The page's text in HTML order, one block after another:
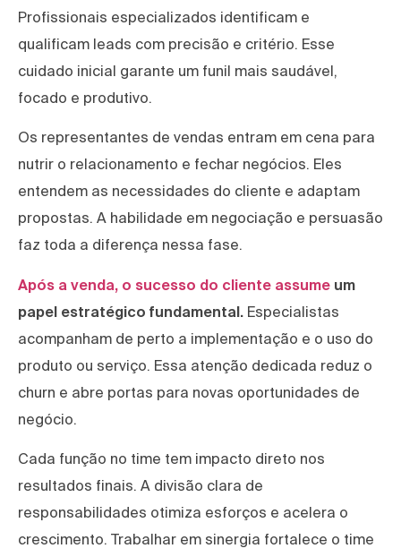
Profissionais especializados identificam e
qualificam leads com precisão e critério. Esse
cuidado inicial garante um funil mais saudável,
focado e produtivo.
Os representantes de vendas entram em cena para
nutrir o relacionamento e fechar negócios. Eles
entendem as necessidades do cliente e adaptam
propostas. A habilidade em negociação e persuasão
faz toda a diferença nessa fase.
Após a venda, o sucesso do cliente assume um
papel estratégico fundamental. Especialistas
acompanham de perto a implementação e o uso do
produto ou serviço. Essa atenção dedicada reduz o
churn e abre portas para novas oportunidades de
negócio.
Cada função no time tem impacto direto nos
resultados finais. A divisão clara de
responsabilidades otimiza esforços e acelera o
crescimento. Trabalhar em sinergia fortalece o time